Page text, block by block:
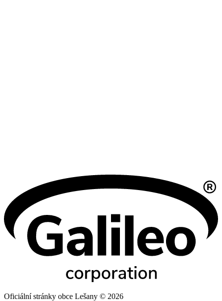
Oficiální stránky obce Lešany © 2026